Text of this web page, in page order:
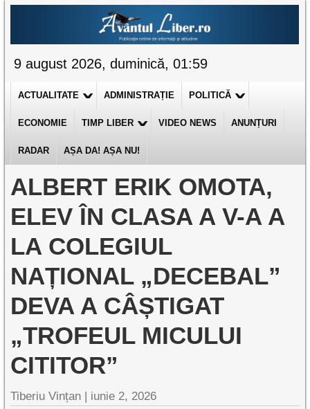
9 august 2026, duminică, 01:59
ACTUALITATE ADMINISTRAȚIE POLITICĂ
ECONOMIE TIMP LIBER VIDEO NEWS ANUNȚURI
RADAR AȘA DA! AȘA NU!
ALBERT ERIK OMOTA,
ELEV ÎN CLASA A V-A A
LA COLEGIUL
NAȚIONAL „DECEBAL”
DEVA A CÂȘTIGAT
„TROFEUL MICULUI
CITITOR”
Tiberiu Vințan | iunie 2, 2026